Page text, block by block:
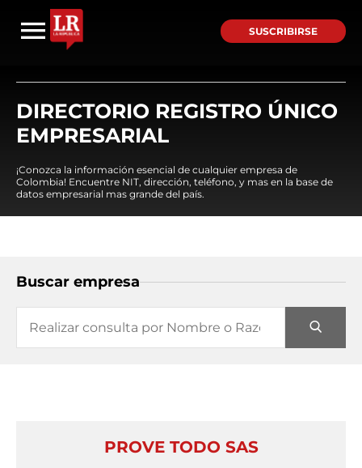
SUSCRIBIRSE
DIRECTORIO REGISTRO ÚNICO
EMPRESARIAL
¡Conozca la información esencial de cualquier empresa de
Colombia! Encuentre NIT, dirección, teléfono, y mas en la base de
datos empresarial mas grande del país.
Buscar empresa
PROVE TODO SAS